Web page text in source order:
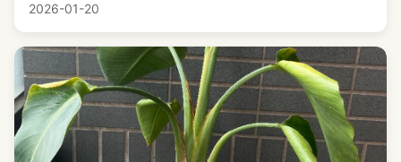
2026-01-20